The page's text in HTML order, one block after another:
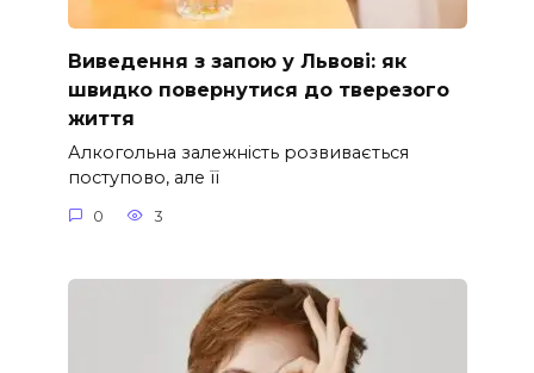
Виведення з запою у Львові: як
швидко повернутися до тверезого
життя
Алкогольна залежність розвивається
поступово, але її
0 3